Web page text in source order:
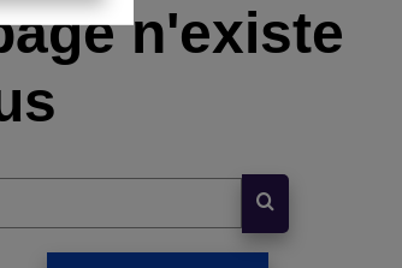
n'existe